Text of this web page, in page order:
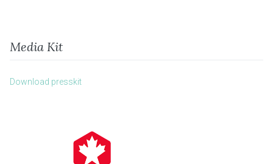
Media Kit
Download presskit